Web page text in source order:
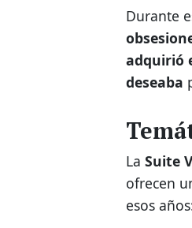
Durante
adquirió
deseaba
La Suite
ofrecen
esos